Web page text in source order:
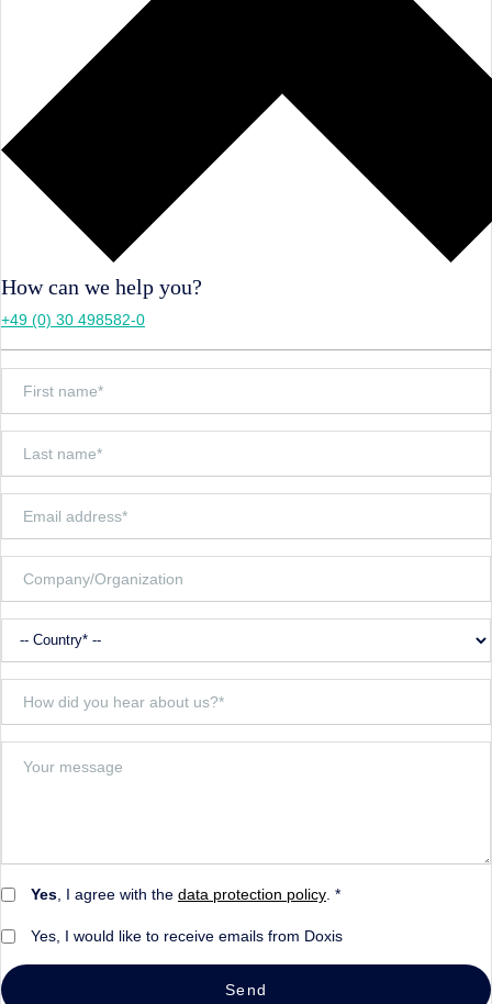
How can we help you?
+49 (0) 30 498582-0
Yes , I agree with the data protection policy . *
Yes, I would like to receive emails from Doxis
Send